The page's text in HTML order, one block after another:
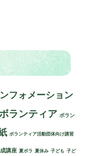
フォメーション
ランティア ボラン
ボランティア活動団体向け講習
講座 夏ボラ 夏休み 子ども 子ど